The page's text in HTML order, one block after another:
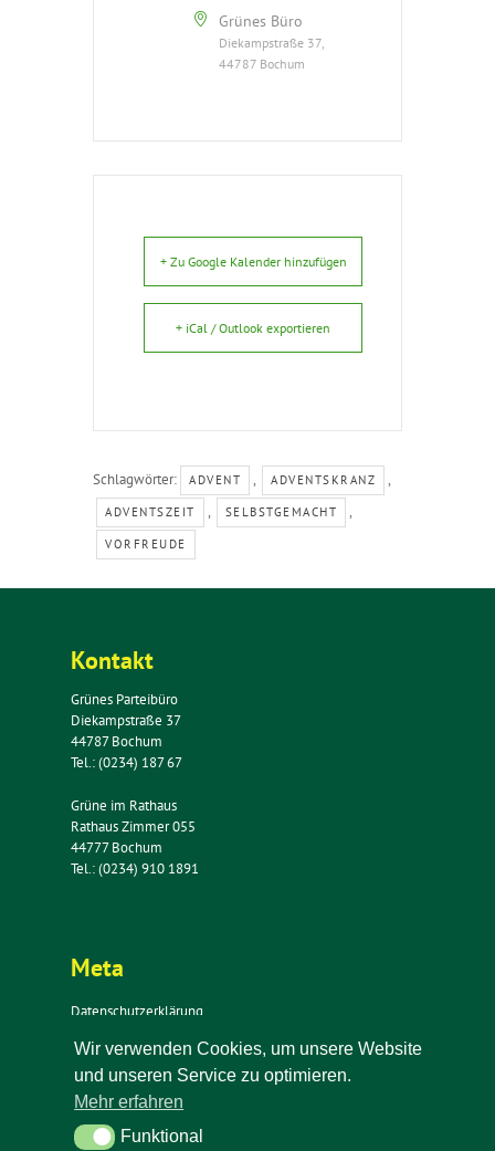
Grünes Büro
Diekampstraße 37,
44787 Bochum
+ Zu Google Kalender hinzufügen
+ iCal / Outlook exportieren
Schlagwörter: ADVENT , ADVENTSKRANZ ,
ADVENTSZEIT , SELBSTGEMACHT ,
VORFREUDE
Kontakt
Grünes Parteibüro
Diekampstraße 37
44787 Bochum
Tel.: (0234) 187 67
Grüne im Rathaus
Rathaus Zimmer 055
44777 Bochum
Tel.: (0234) 910 1891
Meta
Datenschutzerklärung
Impressum
Kontakt
Newsletter
Wir verwenden Cookies, um unsere Website
und unseren Service zu optimieren.
Mehr erfahren
FunktionalFunktional